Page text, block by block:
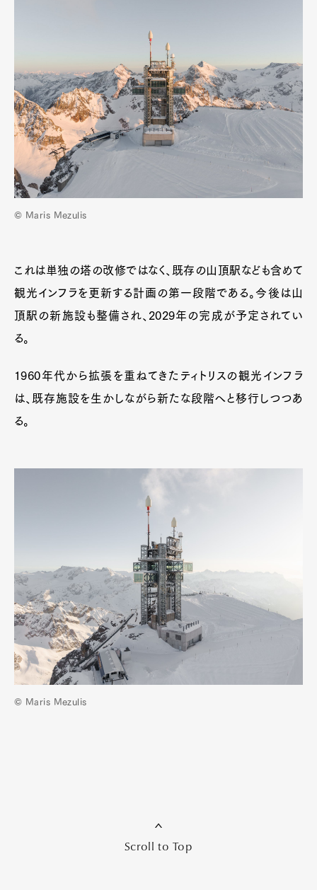
© Maris Mezulis
これは単独の塔の改修ではなく、既存の山頂駅なども含めて
観光インフラを更新する計画の第一段階である。今後は山
頂駅の新施設も整備され、2029年の完成が予定されてい
る。
1960年代から拡張を重ねてきたティトリスの観光インフラ
は、既存施設を生かしながら新たな段階へと移行しつつあ
る。
© Maris Mezulis
Scroll to Top